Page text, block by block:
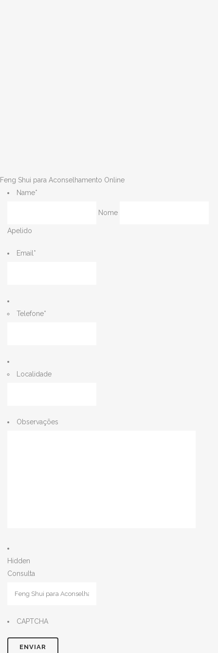
Feng Shui para Aconselhamento Online
Name*
Nome
Apelido
Email *
Telefone*
Localidade
Observações
Hidden
Consulta
CAPTCHA